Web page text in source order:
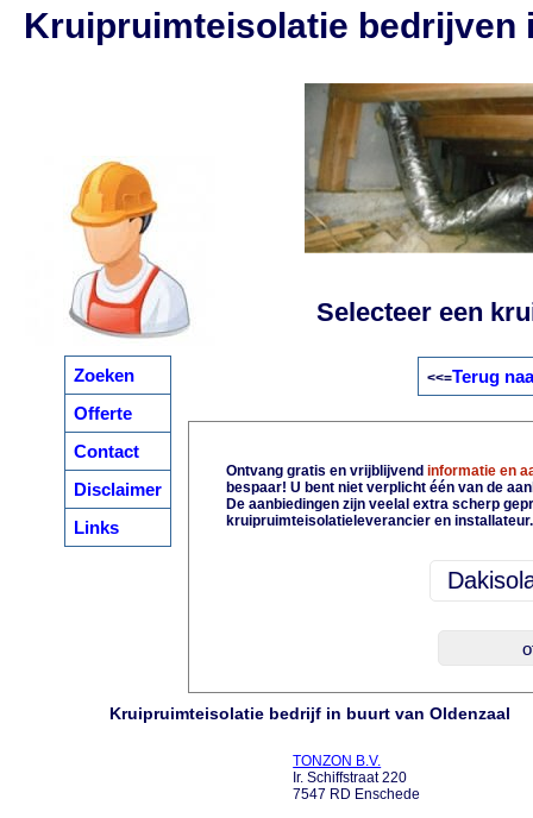
Zoeken
Offerte
Contact
Disclaimer
Links
Kruipruimteisolatie bedrijven
Selecteer een
<<=Terug
Ontvang gratis en vrijblijvendinformatie en
bespaar! U bent niet verplicht één van de
De aanbiedingen zijn veelal extra scherp
kruipruimteisolatieleverancier en
Kruipruimteisolatie bedrijf in buurt van Oldenzaal
TONZON B.V.
Ir. Schiffstraat 220
7547 RD Enschede